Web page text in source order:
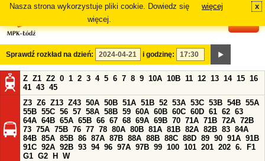
Nasza strona wykorzystuje pliki cookie. Dowiedz się
więcej.
więcej x
Sprawdź rozkład na dzień: i godzinę:
Z Z1 Z2 0 1 2 3 4 5 6 7 8 9 10A 10B 11 12 13 14 15 16
41 43 45
Z3 Z6 Z13 Z43 50A 50B 51A 51B 52 53A 53C 53B 54B 55A
55B 55C 56 57 58A 58B 59 60A 60B 60C 60D 61 62 63
64A 64B 65A 65B 66 67 68 69A 69B 70 71A 71B 72A 72B
73 75A 75B 76 77 78 80A 80B 81A 81B 82A 82B 83 84A
84B 85A 85B 86 87A 87B 88A 88B 88C 88D 89 90 91A 91B
91C 92A 92B 93 94 96 97A 97B 99 100 101 201 202 6.
F1
G1 G2 H
W